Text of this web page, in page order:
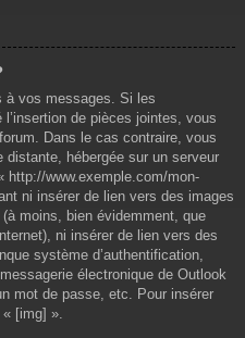
à vos messages. Si les
de pièces jointes, vous
Dans le cas contraire, vous
hébergée sur un serveur
http://www.exemple.com/mon-
ni insérer de lien vers des images
moins, bien évidemment, que
ni insérer de lien vers des
système d’authentification,
électronique de Outlook
mot de passe, etc. Pour insérer
[img] ».